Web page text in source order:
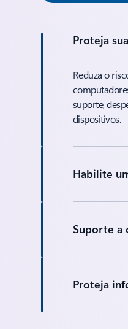
Proteja
Reduza o
suporte,
dispositivos.
Habilite
Suporte a
Proteja